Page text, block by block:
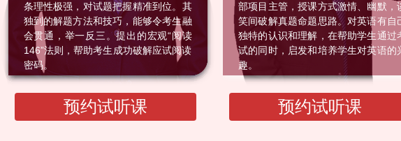
条理性极强，对试题把握精准到位。其
独到的解题方法和技巧，能够令考生融
会贯通，举一反三。提出的宏观“阅读
146”法则，帮助考生成功破解应试阅读
密码。
预约试听课
部项目主管，授课方式激情、幽默，
笑间破解真题命题思路。对英语有自
独特的认识和理解，在帮助学生通过
试的同时，启发和培养学生对英语的
趣。
预约试听课